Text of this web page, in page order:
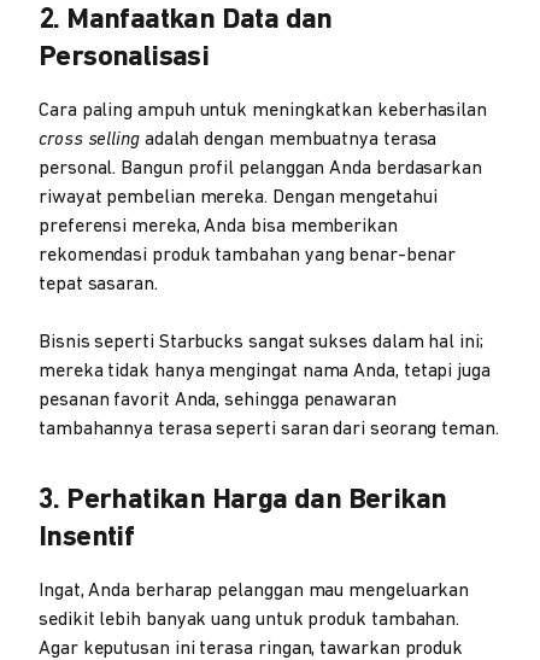
2. Manfaatkan Data dan
Personalisasi
Cara paling ampuh untuk meningkatkan keberhasilan
cross sellingadalah dengan membuatnya terasa
personal. Bangun profil pelanggan Anda berdasarkan
riwayat pembelian mereka. Dengan mengetahui
preferensi mereka, Anda bisa memberikan
rekomendasi produk tambahan yang benar-benar
tepat sasaran.
Bisnis seperti Starbucks sangat sukses dalam hal ini;
mereka tidak hanya mengingat nama Anda, tetapi juga
pesanan favorit Anda, sehingga penawaran
tambahannya terasa seperti saran dari seorang teman.
3. Perhatikan Harga dan Berikan
Insentif
Ingat, Anda berharap pelanggan mau mengeluarkan
sedikit lebih banyak uang untuk produk tambahan.
Agar keputusan ini terasa ringan, tawarkan produk